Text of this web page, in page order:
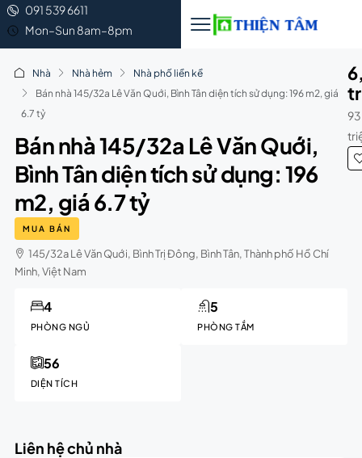
091 539 6611
Mon–Sun 8am–8pm
Nhà Nhà hẻm
Nhà phố liền kề
Bán nhà 145/32a Lê Văn Quới, Bình Tân diện tích sử dụng: 196 m2, giá
6.7 tỷ
Bán nhà 145/32a Lê Văn Quới,
Bình Tân diện tích sử dụng: 196
m2, giá 6.7 tỷ
MUA BÁN
145/32a Lê Văn Quới, Bình Trị Đông, Bình Tân, Thành phố Hồ Chí
Minh, Việt Nam
PHÒNG NGỦ
4
PHÒNG TẮM
5
DIỆN TÍCH
56
Liên hệ chủ nhà